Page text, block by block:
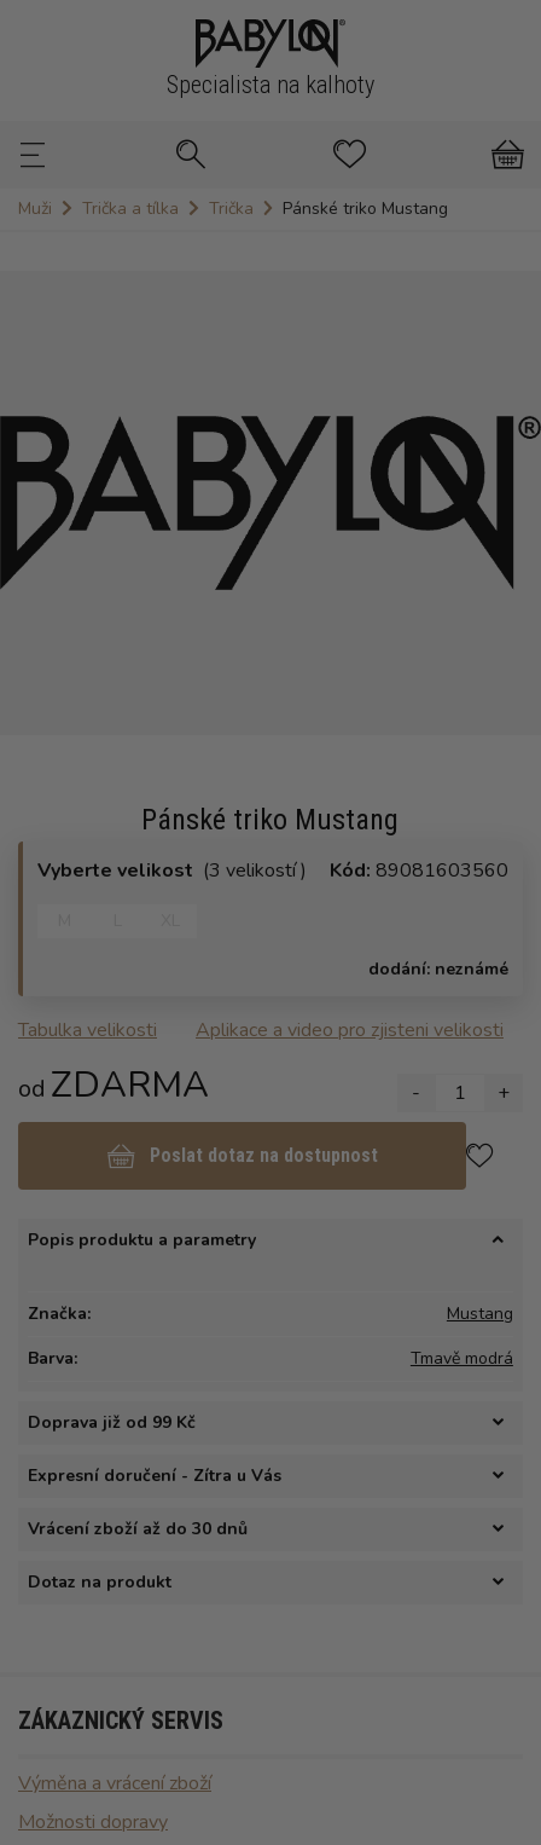
Specialista na kalhoty
Muži Trička a tílka Trička Pánské triko Mustang
Pánské triko Mustang
Vyberte velikost (3 velikostí ) Kód: 89081603560
dodání: neznámé
Tabulka velikosti Aplikace a video pro zjisteni velikosti
od ZDARMA - 1 +
Poslat dotaz na dostupnost
Popis produktu a parametry
Značka:
Mustang
Barva:
Tmavě modrá
Doprava již od 99 Kč
Expresní doručení - Zítra u Vás
Vrácení zboží až do 30 dnů
Dotaz na produkt
ZÁKAZNICKÝ SERVIS
Výměna a vrácení zboží
Možnosti dopravy